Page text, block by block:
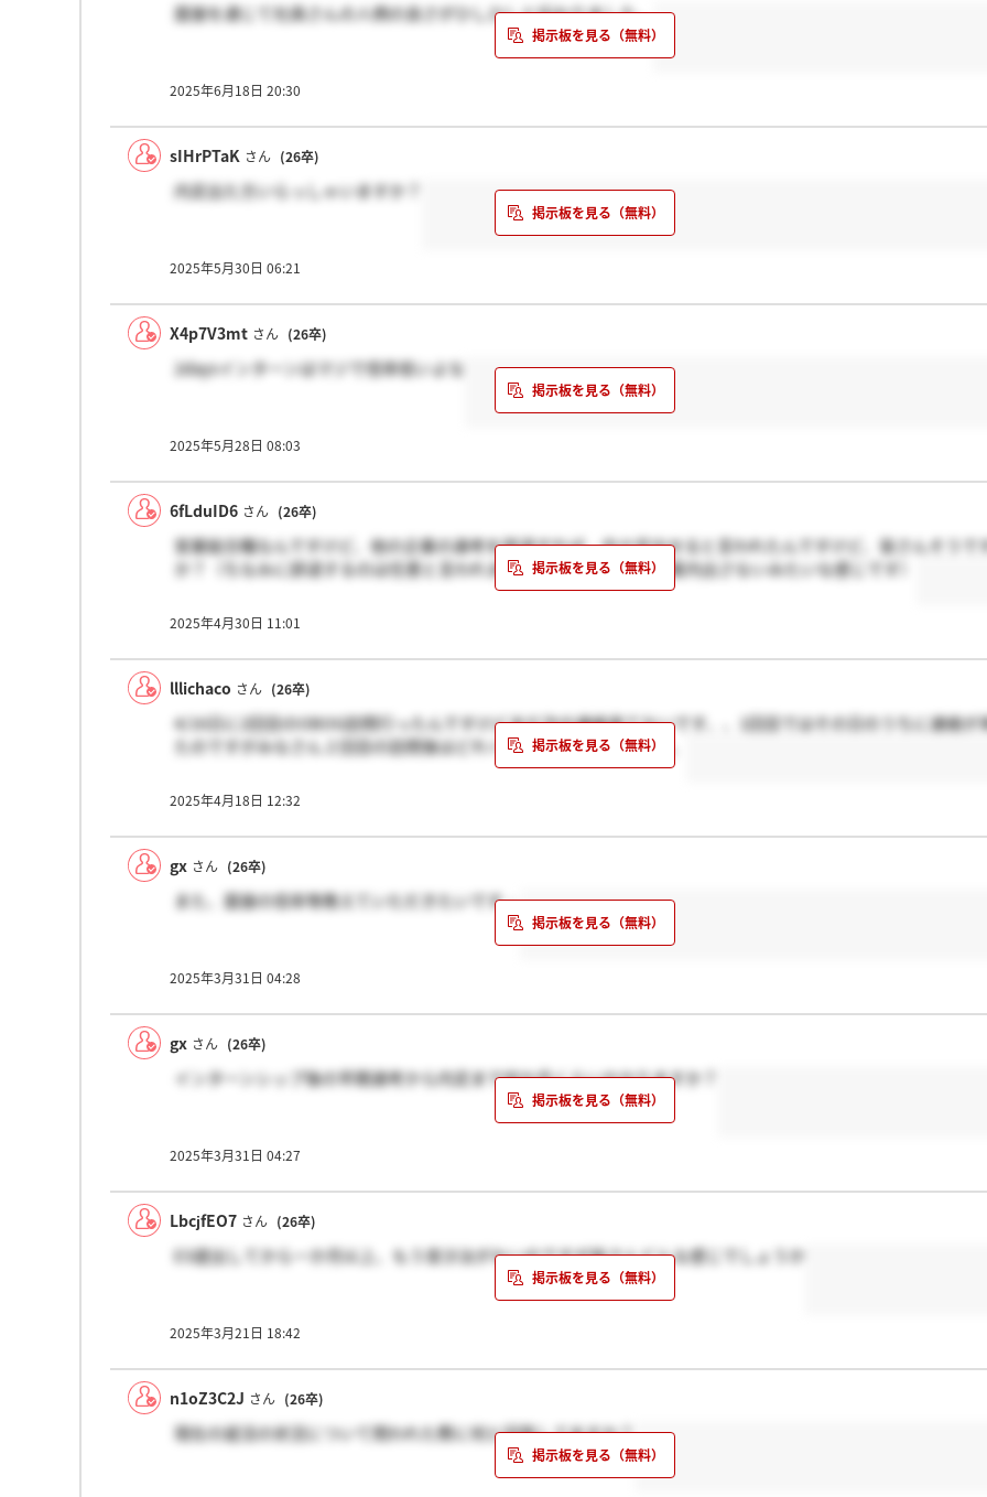
面接を通じて社員さんの人柄の良さがひしひしと伝わりました。
2025年6月18日 20:30
sIHrPTaK さん (26卒)
内定出た方いらっしゃいますか？
2025年5月30日 06:21
X4p7V3mt さん (26卒)
2daysインターンはマジで倍率低いよな
2025年5月28日 08:03
6fLduID6 さん (26卒)
営業総合職なんですけど、他の企業の選考を辞退すれば、内々定出せると言われたんですけど、皆さんそうで
か？（ちなみに辞退するのは任意と言われましたが、辞退しないと案内出さないみたいな感じです）
2025年4月30日 11:01
lllichaco さん (26卒)
4/16日に2回目のOBOG訪問行ったんですけどまだ次の連絡来てないです、、1回目ではその日のうちに連絡が
たのですがみなさん２回目の訪問後はどれくらいに連絡来ましたか。
2025年4月18日 12:32
gx さん (26卒)
また、面接の倍率等教えていただきたいです・
2025年3月31日 04:28
gx さん (26卒)
インターンシップ後の早期選考から内定まで何か月くらいかかりますか？
2025年3月31日 04:27
LbcjfEO7 さん (26卒)
ES提出してから一か月以上、もう音沙汰がないのですが皆さんどんな感じでしょうか
2025年3月21日 18:42
n1oZ3C2J さん (26卒)
現在の就活の状況について問われた際に何と回答してますか？